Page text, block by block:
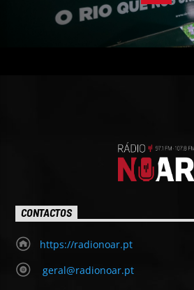
CONTACTOS
https://radionoar.pt
geral@radionoar.pt